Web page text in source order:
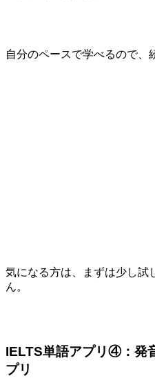
自分のペースで学べるので、
気になる方は、まずは少し試
ん。
IELTS単語アプリ④：発
プリ